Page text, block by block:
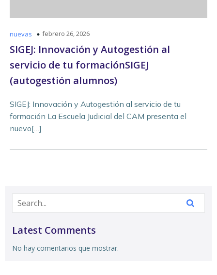
nuevas febrero 26, 2026
SIGEJ: Innovación y Autogestión al
servicio de tu formaciónSIGEJ
(autogestión alumnos)
SIGEJ: Innovación y Autogestión al servicio de tu
formación La Escuela Judicial del CAM presenta el
nuevo[…]
Latest Comments
No hay comentarios que mostrar.